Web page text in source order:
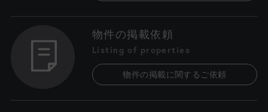
物件の掲載依頼
Listing of properties
物件の掲載に関するご依頼